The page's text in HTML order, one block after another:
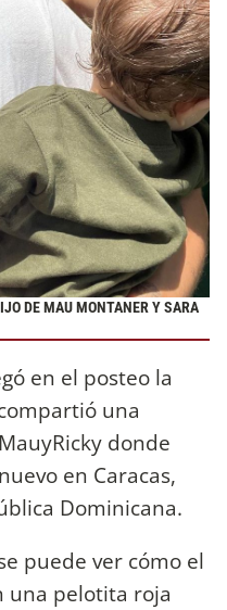
DE MAU MONTANER Y SARA
en el posteo la
una
donde
en Caracas,
Dominicana.
puede ver cómo el
una pelotita roja